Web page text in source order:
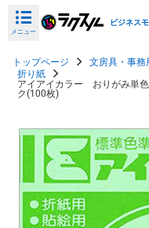
メニュー
ビジネス
トップページ 文房具・事務
折り紙
アイアイカラー おりがみ
ク(100枚)